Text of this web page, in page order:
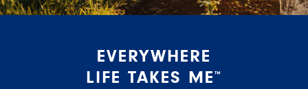
EVERYWHERE
LIFE TAKES ME ™